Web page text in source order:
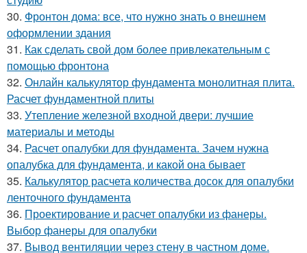
30. Фронтон дома: все, что нужно знать о внешнем
оформлении здания
31. Как сделать свой дом более привлекательным с
помощью фронтона
32. Онлайн калькулятор фундамента монолитная плита.
Расчет фундаментной плиты
33. Утепление железной входной двери: лучшие
материалы и методы
34. Расчет опалубки для фундамента. Зачем нужна
опалубка для фундамента, и какой она бывает
35. Калькулятор расчета количества досок для опалубки
ленточного фундамента
36. Проектирование и расчет опалубки из фанеры.
Выбор фанеры для опалубки
37. Вывод вентиляции через стену в частном доме.